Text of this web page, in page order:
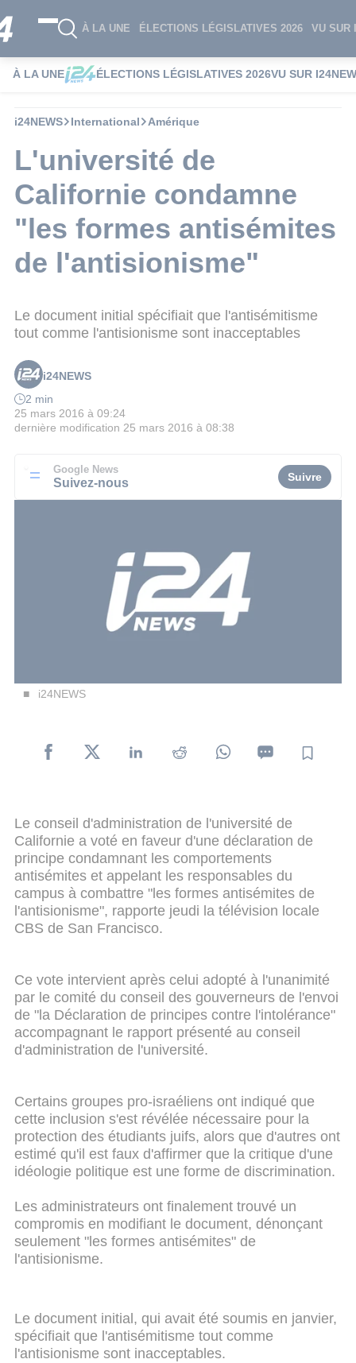
À LA UNE ÉLECTIONS LÉGISLATIVES 2026 VU SUR
À LA UNE ÉLECTIONS LÉGISLATIVES 2026VU SUR
i24NEWS International Amérique
L'université de
Californie condamne
"les formes antisémites
de l'antisionisme"
Le document initial spécifiait que l'antisémitisme
tout comme l'antisionisme sont inacceptables
i24NEWS
2 min
25 mars 2016 à 09:24
dernière modification 25 mars 2016 à 08:38
Google News
Suivez-nous Suivre
i24NEWS
Le conseil d'administration de l'université de
Californie a voté en faveur d'une déclaration de
principe condamnant les comportements
antisémites et appelant les responsables du
campus à combattre "les formes antisémites de
l'antisionisme", rapporte jeudi la télévision locale
CBS de San Francisco.
Ce vote intervient après celui adopté à l'unanimité
par le comité du conseil des gouverneurs de l'envoi
de "la Déclaration de principes contre l'intolérance"
accompagnant le rapport présenté au conseil
d'administration de l'université.
Certains groupes pro-israéliens ont indiqué que
cette inclusion s'est révélée nécessaire pour la
protection des étudiants juifs, alors que d'autres ont
estimé qu'il est faux d'affirmer que la critique d'une
idéologie politique est une forme de discrimination.
Les administrateurs ont finalement trouvé un
compromis en modifiant le document, dénonçant
seulement "les formes antisémites" de
l'antisionisme.
Le document initial, qui avait été soumis en janvier,
spécifiait que l'antisémitisme tout comme
l'antisionisme sont inacceptables.